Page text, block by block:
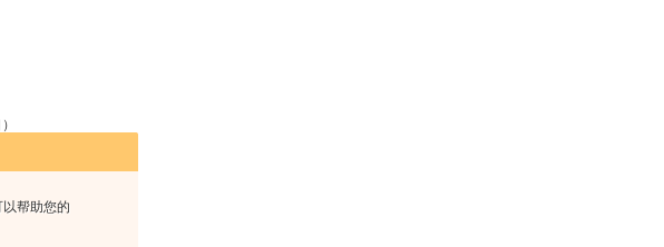
帮助您的
；
选择）